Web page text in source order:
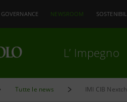
GOVERNANCE NEWSROOM
L’ Impegno
Tutte le news IMI CIB